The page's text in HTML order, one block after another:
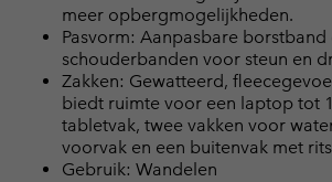
meer opbergmogelijkheden.
Pasvorm: Aanpasbare
schouderbanden voor steun en
Zakken: Gewatteerd,
biedt ruimte voor een laptop tot
tabletvak, twee vakken voor
voorvak en een buitenvak met
Gebruik: Wandelen